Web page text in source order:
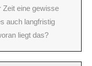
Zeit eine gewisse
auch langfristig
liegt das?